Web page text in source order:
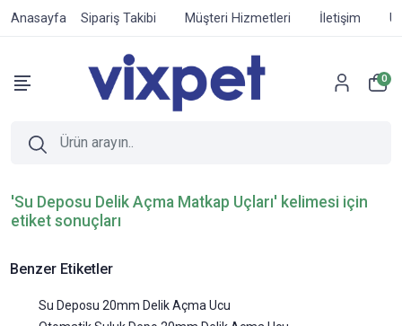
Anasayfa Sipariş Takibi Müşteri Hizmetleri İletişim
0
'Su Deposu Delik Açma Matkap Uçları' kelimesi için
etiket sonuçları
Benzer Etiketler
Su Deposu 20mm Delik Açma Ucu